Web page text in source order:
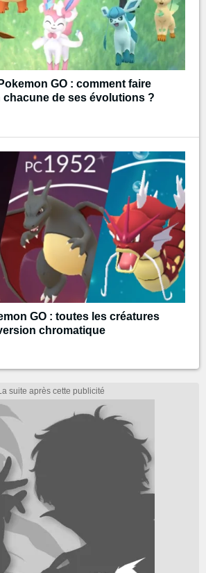
GO : comment faire
chacune de ses évolutions ?
GO : toutes les créatures
chromatique